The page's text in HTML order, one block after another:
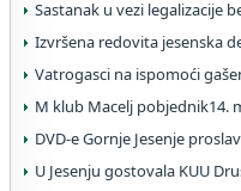
Sastanak u vezi legalizacije
Izvršena redovita jesenska
Vatrogasci na ispomoći
M klub Macelj pobjednik14.
DVD-e Gornje Jesenje
U Jesenju gostovala KUU